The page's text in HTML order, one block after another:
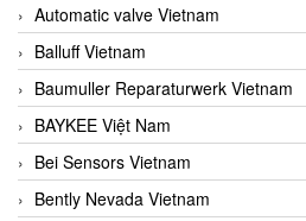
Automatic valve Vietnam
Balluff Vietnam
Baumuller Reparaturwerk Vietnam
BAYKEE Việt Nam
Bei Sensors Vietnam
Bently Nevada Vietnam